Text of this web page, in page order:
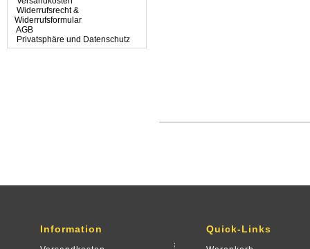
Widerrufsrecht &
Widerrufsformular
AGB
Privatsphäre und Datenschutz
Information Quick-Links